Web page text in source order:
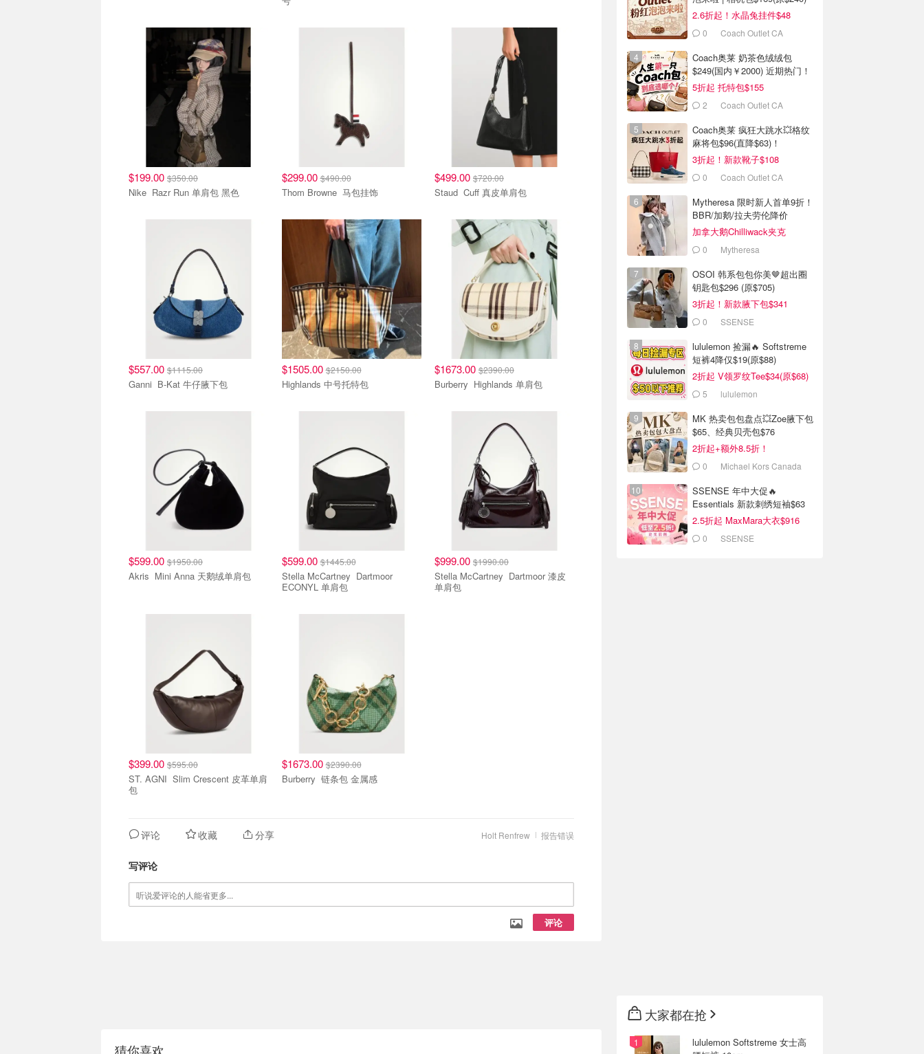
$199.00 $350.00
Nike Razr Run 单肩包 黑色
$299.00$490.00
Thom Browne 马包挂饰
$499.00 $720.00
Staud Cuff 真皮单肩包
$557.00 $1115.00
Ganni B-Kat 牛仔腋下包
$1505.00$2150.00
Highlands 中号托特包
$1673.00 $2390.00
Burberry Highlands 单肩包
$599.00 $1950.00
Akris Mini Anna 天鹅绒单肩包
$599.00$1445.00
Stella McCartney Dartmoor
ECONYL 单肩包
$999.00 $1990.00
Stella McCartney Dartmoor 漆皮
单肩包
$399.00 $595.00
ST. AGNI Slim Crescent 皮革单肩
包
$1673.00$2390.00
Burberry 链条包 金属感
报告错误
Holt Renfrew
评论 收藏 分享
写评论
评论
猜你喜欢
2.6折起！水晶兔挂件$48
0 Coach Outlet CA
Coach奥莱 奶茶色绒绒包
$249(国内￥2000) 近期热门！
5折起 托特包$155
2 Coach Outlet CA
Coach奥莱 疯狂大跳水💥格纹
麻将包$96(直降$63)！
3折起！新款靴子$108
0 Coach Outlet CA
Mytheresa 限时新人首单9折！
BBR/加鹅/拉夫劳伦降价
加拿大鹅Chilliwack夹克
$715(官网$795）
0 Mytheresa
OSOI 韩系包包你美🤎超出圈
钥匙包$296 (原$705)
3折起！新款腋下包$341
0 SSENSE
lululemon 捡漏🔥 Softstreme
短裤4降仅$19(原$88)
2折起 V领罗纹Tee$34(原$68)
5 lululemon
MK 热卖包包盘点💥Zoe腋下包
$65、经典贝壳包$76
2折起+额外8.5折！
0 Michael Kors Canada
SSENSE 年中大促🔥
Essentials 新款刺绣短袖$63
2.5折起 MaxMara大衣$916
(原$2130)
0 SSENSE
大家都在抢
lululemon Softstreme 女士高